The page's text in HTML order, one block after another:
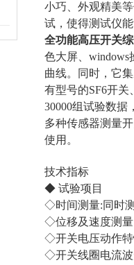
小巧、外观精美
试，使得测试仪
全功能高压开关
色大屏、
曲线。同时，它
有型号的SF6开
30000组试验数据
多种传感器测量
使用。
技术指标
◆ 试验项目
◇时间测量:同时
◇位移及速度测量
◇开关电压动作特
◇开关线圈电流